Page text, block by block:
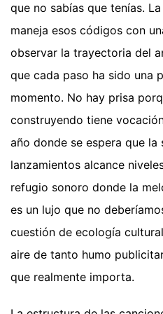
que no sabías que tenías.
maneja esos códigos con
observar la trayectoria del
que cada paso ha sido una
momento. No hay prisa
construyendo tiene
año donde se espera que la
lanzamientos alcance
refugio sonoro donde la
es un lujo que no
cuestión de ecología
aire de tanto humo
que realmente importa.